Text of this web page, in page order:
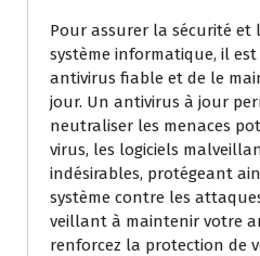
Pour assurer la sécurité et
système informatique, il
antivirus fiable et de le
jour. Un antivirus à jour
neutraliser les menaces
virus, les logiciels
indésirables, protégeant
système contre les
veillant à maintenir votre
renforcez la protection de